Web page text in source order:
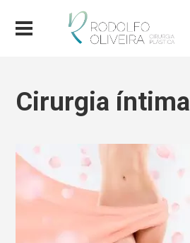
Cirurgia íntima